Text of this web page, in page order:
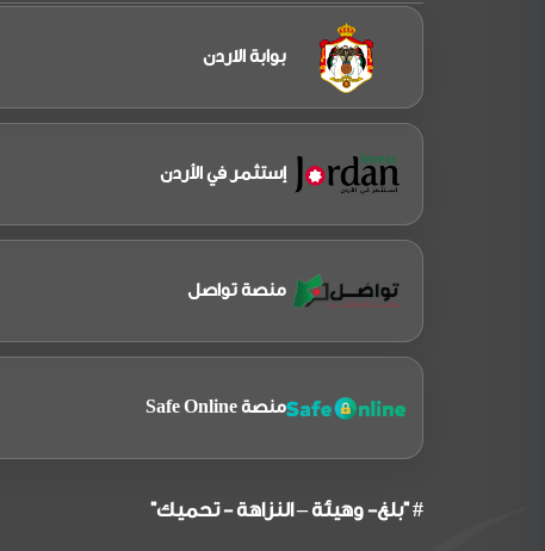
بوابة الاردن
إستثمر في الأردن
منصة تواصل
منصة Safe Online
# "بلغ- وهيئة – النزاهة - تحميك"